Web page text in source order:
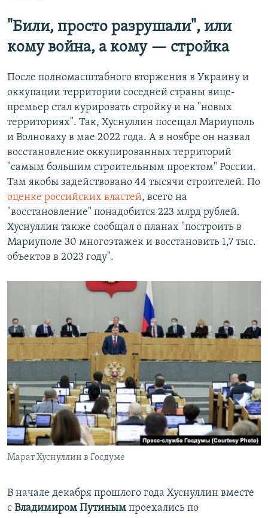
"Били, просто разрушали", или
кому война, а кому — стройка
После полномасштабного вторжения в Украину и
оккупации территории соседней страны вице-
премьер стал курировать стройку и на "новых
территориях". Так, Хуснуллин посещал Мариуполь
и Волноваху в мае 2022 года. А в ноябре он назвал
восстановление оккупированных территорий
"самым большим строительным проектом" России.
Там якобы задействовано 44 тысячи строителей. По
оценке российских властей, всего на
"восстановление" понадобится 223 млрд рублей.
Хуснуллин также сообщал о планах "построить в
Мариуполе 30 многоэтажек и восстановить 1,7 тыс.
объектов в 2023 году".
Марат Хуснуллин в Госдуме
В начале декабря прошлого года Хуснуллин вместе
с Владимиром Путиным проехались по